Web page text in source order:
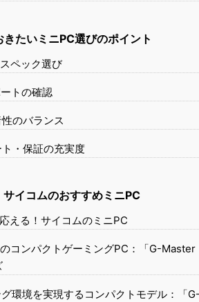
たいミニPC選びのポイント
ペック選び
トの確認
のバランス
・保証の充実度
イコムのおすすめミニPC
える！サイコムのミニPC
コンパクトゲーミングPC：「G-Master
環境を実現するコンパクトモデル：「G-